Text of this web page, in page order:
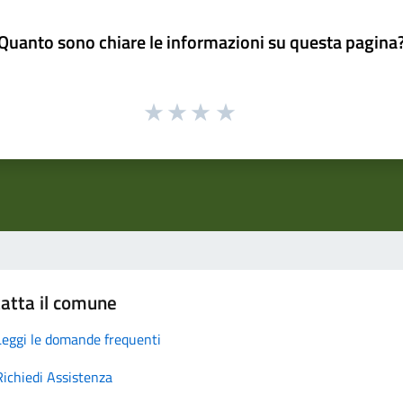
sono chiare le informazioni su questa
il comune
le domande frequenti
Assistenza